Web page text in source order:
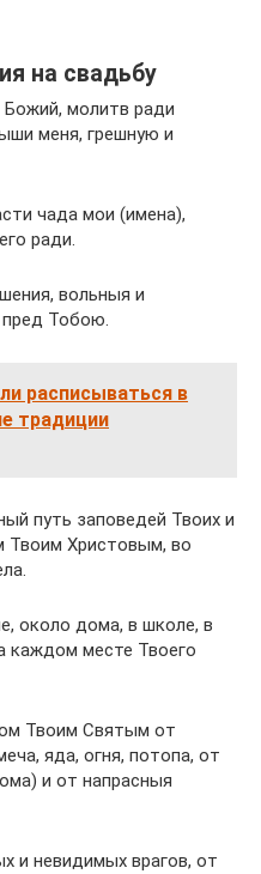
на свадьбу
молитв ради
меня, грешную и
чада мои (имена),
ради.
вольныя и
Тобою.
расписываться в
традиции
путь заповедей Твоих и
Твоим Христовым, во
около дома, в школе, в
каждом месте Твоего
Твоим Святым от
яда, огня, потопа, от
и от напрасныя
и невидимых врагов, от